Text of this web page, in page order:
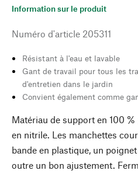
Information sur le produit
Numéro d'article 205311
Résistant à l'eau et lavable
Gant de travail pour tous les
d'entretien dans le jardin
Convient également comme
Matériau de support en 100
en nitrile. Les manchettes
bande en plastique, un
outre un bon ajustement.